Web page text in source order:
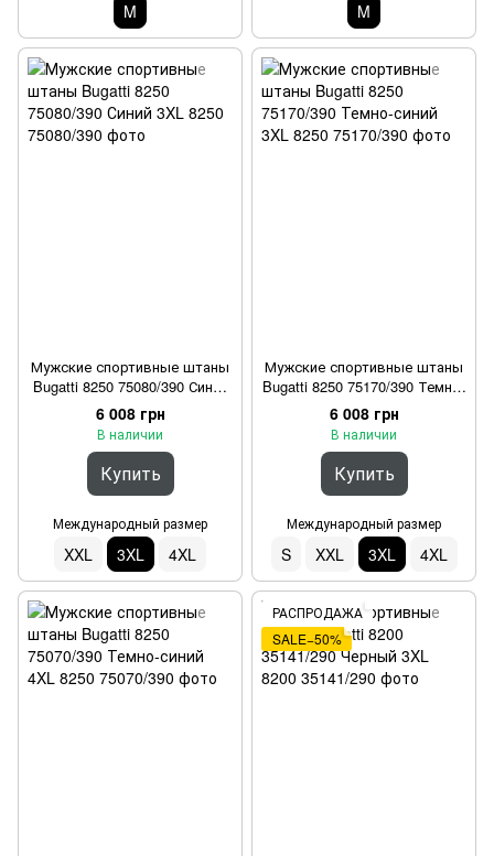
M M
Мужские спортивные штаны
Bugatti 8250 75080/390 Синий
3XL
6 008 грн
В наличии
Купить
Международный размер
XXL 3XL 4XL
Мужские спортивные штаны
Bugatti 8250 75170/390 Темно-
синий 3XL
6 008 грн
В наличии
Купить
Международный размер
S XXL 3XL 4XL
РАСПРОДАЖА
SALE−50%